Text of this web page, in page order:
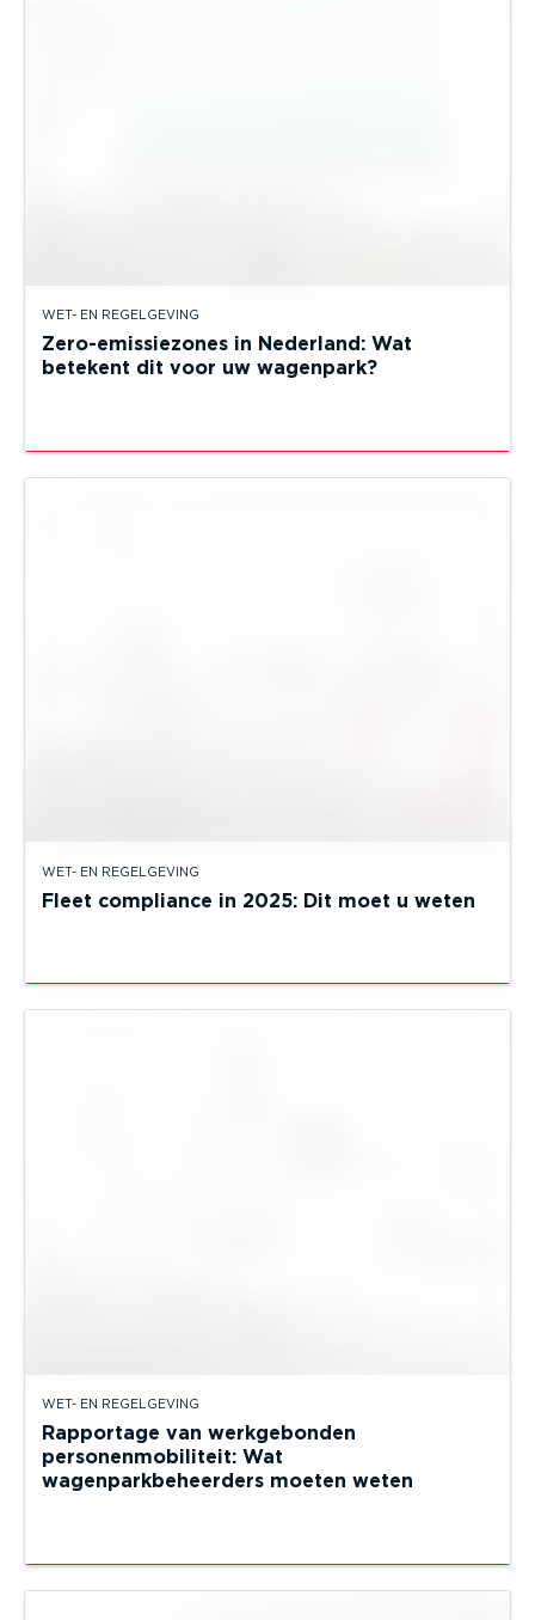
WET- EN REGELGEVING
Zero-emissiezones in Nederland: Wat
betekent dit voor uw wagenpark?
WET- EN REGELGEVING
Fleet compliance in 2025: Dit moet u weten
WET- EN REGELGEVING
Rapportage van werkgebonden
personenmobiliteit: Wat
wagenparkbeheerders moeten weten